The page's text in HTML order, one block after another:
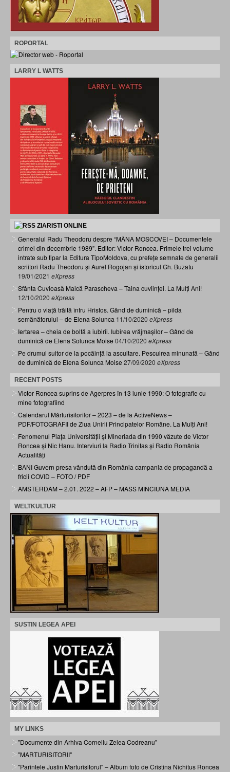
ROPORTAL
LARRY L WATTS
ZIARISTI ONLINE
Generalul Radu Theodoru despre “MÂNA MOSCOVEI – Documentele
crimei din decembrie 1989”. Editor: Victor Roncea. Primele trei volume
intrate sub tipar la Editura TipoMoldova, cu prefețe semnate de generalii
scriitori Radu Theodoru și Aurel Rogojan și istoricul Gh. Buzatu
19/01/2021 eXpress
Sfânta Cuvioasă Maică Parascheva – Taina cuviinței. La Mulți Ani!
12/10/2020 eXpress
Pentru o viață trăită întru Hristos. Gând de duminică – pilda
semănătorului – de Elena Solunca 11/10/2020 eXpress
Iertarea – cheia de boltă a iubirii. Iubirea vrăjmașilor – Gând de
duminică de Elena Solunca Moise 04/10/2020 eXpress
Pe drumul suitor de la pocăință la ascultare. Pescuirea minunată – Gând
de duminică de Elena Solunca Moise 27/09/2020 eXpress
RECENT POSTS
Victor Roncea suprins de Agerpres în 13 iunie 1990: O fotografie cu
mine fotografiind
Calendarul Mărturisitorilor – 2023 – de la ActiveNews –
PDF/FOTOGRAFII de Ziua Unirii Principatelor Române. La Mulți Ani!
Fenomenul Piața Universității și Mineriada din 1990 văzute de Victor
Roncea și Nic Hanu. Interviuri la Radio Trinitas și Radio România
Actualități
BANI Guvern presa vândută din România campania de propagandă a
fricii COVID – FOTO / PDF
AMSTERDAM – 2.01. 2022 – AFP – MASS MINCIUNA MEDIA
WELTKULTUR
SUSTIN LEGEA APEI
MY LINKS
"Documente din Arhiva Corneliu Zelea Codreanu"
"MARTURISITORII"
"Parintele Justin Marturisitorul" – Album foto de Cristina Nichitus Roncea